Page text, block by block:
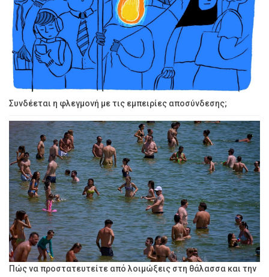
Συνδέεται η φλεγμονή με τις εμπειρίες αποσύνδεσης;
Πώς να προστατευτείτε από λοιμώξεις στη θάλασσα και την